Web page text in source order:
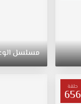
مسلسل
حلقة
656